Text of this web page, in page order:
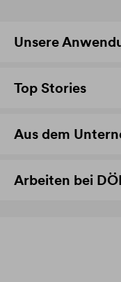
Unsere
Top Stories
Aus dem
Arbeiten bei